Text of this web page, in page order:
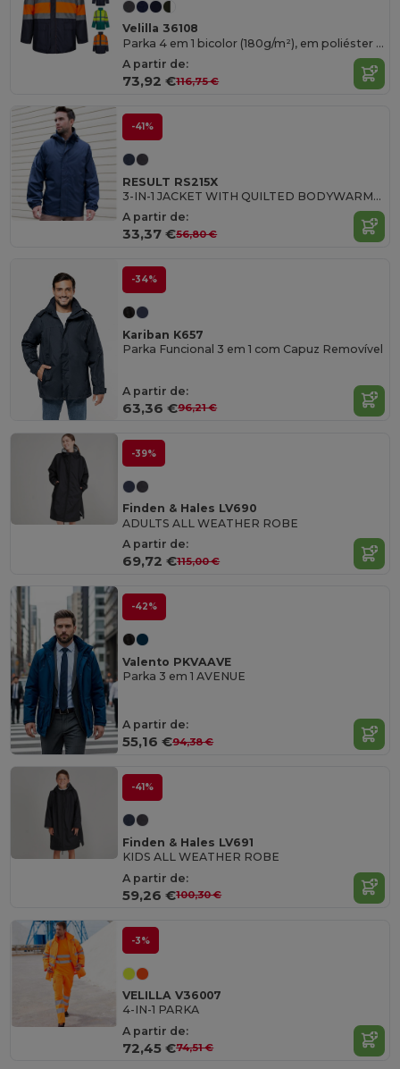
Velilla 36108
Parka 4 em 1 bicolor (180g/m²), em poliéster (100%) com revestimento de PU
A partir de:
73,92 €116,75 €
-41%
RESULT RS215X
3-IN-1 JACKET WITH QUILTED BODYWARMER
A partir de:
33,37 €56,80 €
-34%
Kariban K657
Parka Funcional 3 em 1 com Capuz Removível
A partir de:
63,36 €96,21 €
-39%
Finden & Hales LV690
ADULTS ALL WEATHER ROBE
A partir de:
69,72 €115,00 €
-42%
Valento PKVAAVE
Parka 3 em 1 AVENUE
A partir de:
55,16 €94,38 €
-41%
Finden & Hales LV691
KIDS ALL WEATHER ROBE
A partir de:
59,26 €100,30 €
-3%
VELILLA V36007
4-IN-1 PARKA
A partir de:
72,45 €74,51 €